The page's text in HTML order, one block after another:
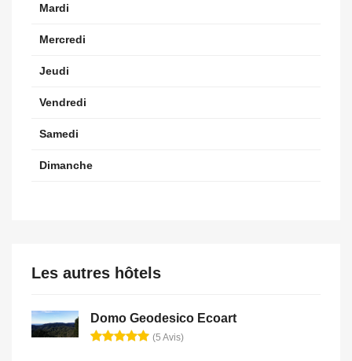
Mardi
Mercredi
Jeudi
Vendredi
Samedi
Dimanche
Les autres hôtels
Domo Geodesico Ecoart
(5 Avis)